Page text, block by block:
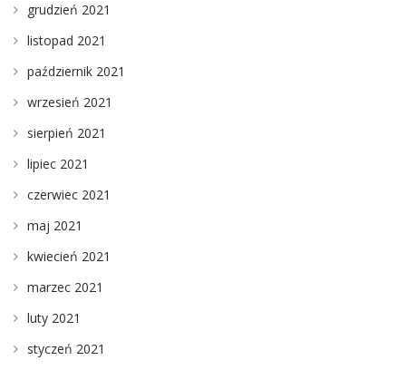
grudzień 2021
listopad 2021
październik 2021
wrzesień 2021
sierpień 2021
lipiec 2021
czerwiec 2021
maj 2021
kwiecień 2021
marzec 2021
luty 2021
styczeń 2021